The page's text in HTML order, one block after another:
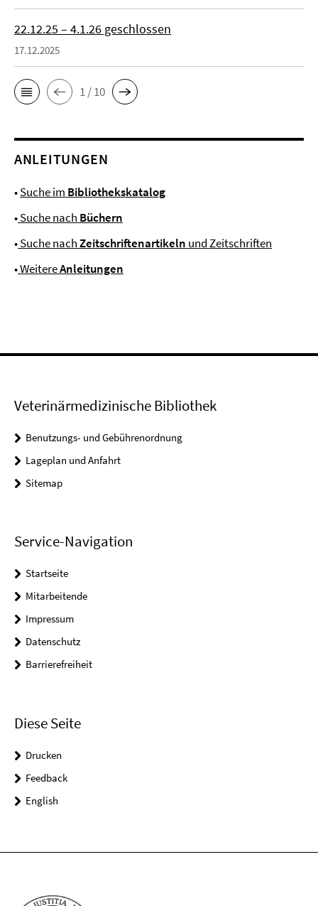
22.12.25 – 4.1.26 geschlossen
17.12.2025
1 / 10
ANLEITUNGEN
•Suche im Bibliothekskatalog
•Suche nach Büchern
•Suche nachZeitschriftenartikeln und Zeitschriften
•WeitereAnleitungen
Veterinärmedizinische Bibliothek
Benutzungs- und Gebührenordnung
Lageplan und Anfahrt
Sitemap
Service-Navigation
Startseite
Mitarbeitende
Impressum
Datenschutz
Barrierefreiheit
Diese Seite
Drucken
Feedback
English